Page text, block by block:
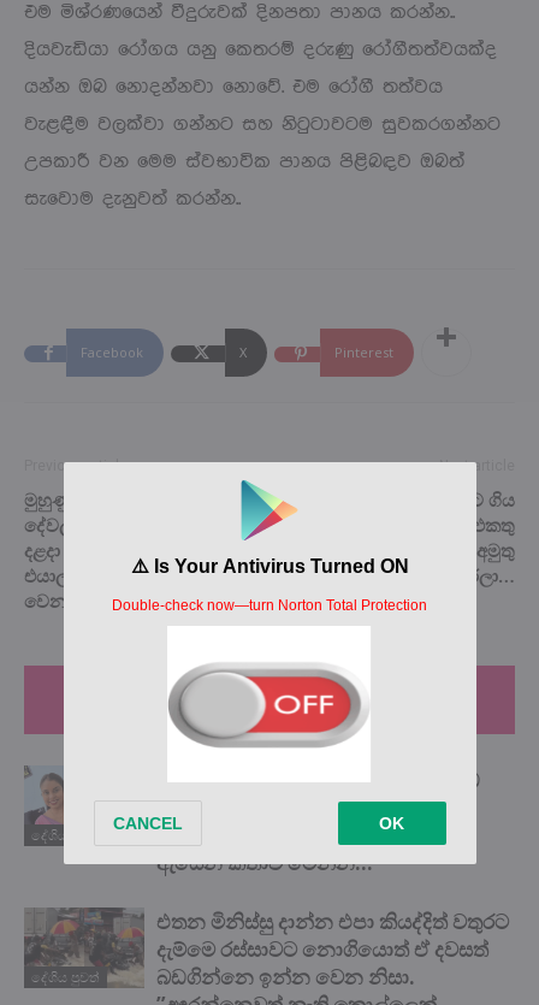
එම මිශ්රණයෙන් වීදුරුවක් දිනපතා පානය කරන්න..
දියවැඩියා රෝගය යනු කෙතරම් දරුණු රෝගීතත්වයක්ද
යන්න ඔබ නොදන්නවා නොවේ. එම රෝගී තත්වය
වැළඳීම වලක්වා ගන්නට සහ නිටුටාවටම සුවකරගන්නට
උපකාරී වන මෙම ස්වභාවික පානය පිළිබඳව ඔබත්
සැවොම දැනුවත් කරන්න..
Facebook X Pinterest
Previous article
මුහුණු පොතට මොන තරම්
දේවල් කරන්න පුළුවන්ද ? සිරි
දළදා වන්දනාව වෙනුවෙන්
එයාලා කරපු ලස්සනම ලස්සන
වෙනස් වැඩක් මෙන්න…
Next article
හස්බන්ඩ්ලා රැකියාවට ගිය
අතරේ වයිෆ්ලා සෙට් එක එකතු
වෙලා කරපු පුදුම හිතෙන අමුතු
වැඩක් කරලා…
RELATED ARTICLES MORE FROM AUTHOR
දේශිය පුවත්
බලවතූන් හමුවේ දණ නොනැමූ ‘යකඩ
ගැහැනිය’ සජීවනි අබේකෝන් අපේ
ගෞරවයට පාත්‍ර විය යුතුමයි! ඒ ගැන
ඇසෙන කතාව මෙන්න…
දේශිය පුවත්
එතන මිනිස්සු දාන්න එපා කියද්දිත් වතුරට
දැම්මෙ රස්සාවට නොගියොත් ඒ දවසත්
බඩගින්නෙ ඉන්න වෙන නිසා.